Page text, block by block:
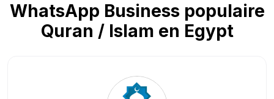
WhatsApp Business populaire
Quran / Islam en Egypt